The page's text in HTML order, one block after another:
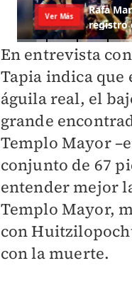
En entrevista
Tapia indica que
águila real, el
grande
Templo Mayor
conjunto de 67
entender mejor
Templo Mayor,
con
con la muerte.